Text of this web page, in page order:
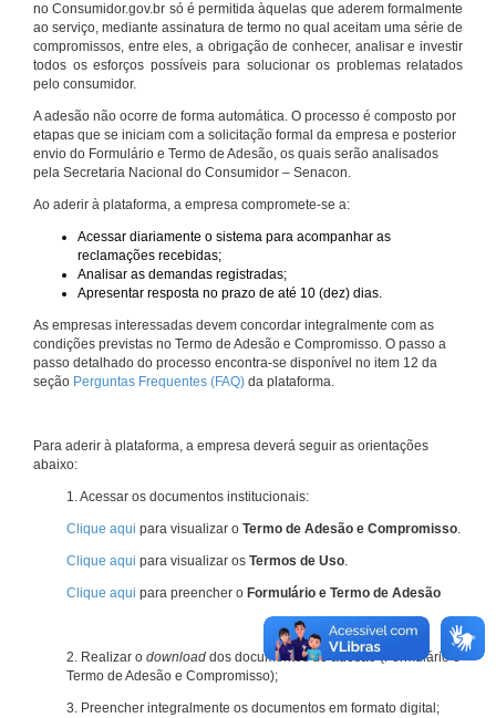
no Consumidor.gov.br só é permitida àquelas que aderem formalmente
ao serviço, mediante assinatura de termo no qual aceitam uma série de
compromissos, entre eles, a obrigação de conhecer, analisar e investir
todos os esforços possíveis para solucionar os problemas relatados
pelo consumidor.
A adesão não ocorre de forma automática. O processo é composto por
etapas que se iniciam com a solicitação formal da empresa e posterior
envio do Formulário e Termo de Adesão, os quais serão analisados
pela Secretaria Nacional do Consumidor – Senacon.
Ao aderir à plataforma, a empresa compromete-se a:
Acessar diariamente o sistema para acompanhar as
reclamações recebidas;
Analisar as demandas registradas;
Apresentar resposta no prazo de até 10 (dez) dias.
As empresas interessadas devem concordar integralmente com as
condições previstas no Termo de Adesão e Compromisso. O passo a
passo detalhado do processo encontra-se disponível no item 12 da
seção Perguntas Frequentes (FAQ) da plataforma.
Para aderir à plataforma, a empresa deverá seguir as orientações
abaixo:
1. Acessar os documentos institucionais:
Clique aqui para visualizar o Termo de Adesão e Compromisso.
Clique aqui para visualizar os Termos de Uso.
Clique aqui para preencher o Formulário e Termo de Adesão
2. Realizar o download dos documentos de adesão (Formulário e
Termo de Adesão e Compromisso);
3. Preencher integralmente os documentos em formato digital;